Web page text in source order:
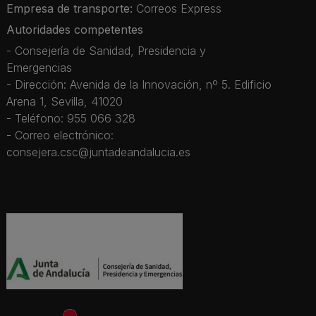
Empresa de transporte: Correos Express
Autoridades competentes
- Consejería de Sanidad, Presidencia y
Emergencias
- Dirección: Avenida de la Innovación, nº 5. Edificio
Arena 1, Sevilla, 41020
- Teléfono: 955 066 328
- Correo electrónico:
consejera.csc@juntadeandalucia.es